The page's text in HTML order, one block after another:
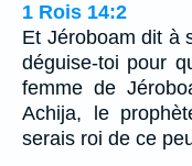
1 Rois 14:2
Et Jéroboam dit à
déguise-toi pour
femme de
Achija, le
serais roi de ce